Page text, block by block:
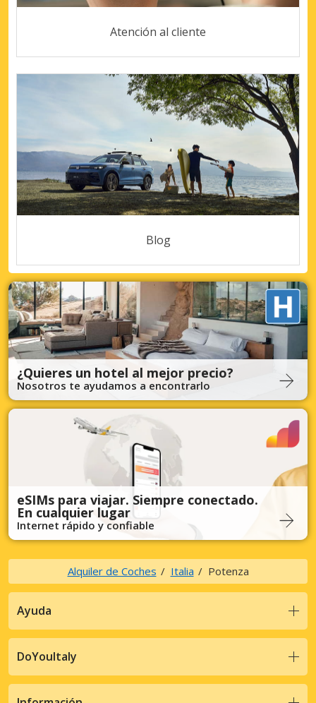
Atención al cliente
Blog
¿Quieres un hotel al mejor precio?
Nosotros te ayudamos a encontrarlo
eSIMs para viajar. Siempre conectado.
En cualquier lugar
Internet rápido y confiable
Alquiler de Coches Italia Potenza
Ayuda
DoYouItaly